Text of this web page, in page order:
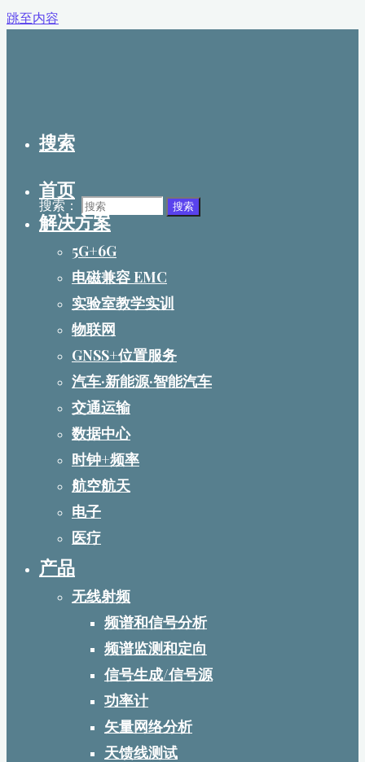
跳至内容
搜索
搜索： 搜索
首页
解决方案
5G+6G
电磁兼容 EMC
实验室教学实训
物联网
GNSS+位置服务
汽车·新能源·智能汽车
交通运输
数据中心
时钟+频率
航空航天
电子
医疗
产品
无线射频
频谱和信号分析
频谱监测和定向
信号生成/信号源
功率计
矢量网络分析
天馈线测试